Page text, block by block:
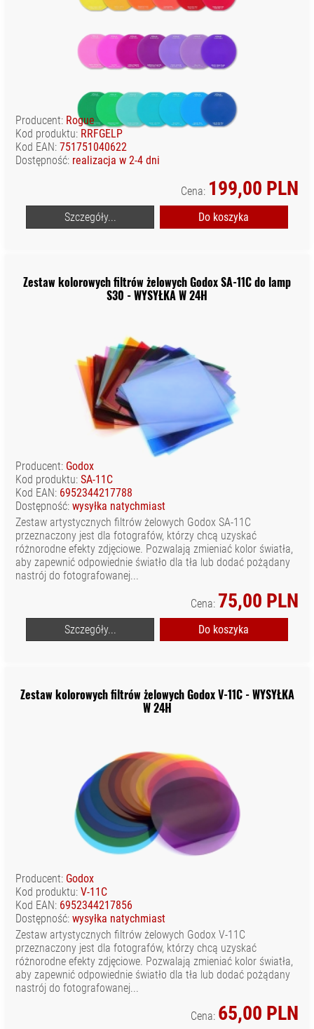
Producent: Rogue
Kod produktu: RRFGELP
Kod EAN: 751751040622
Dostępność: realizacja w 2-4 dni
Cena: 199,00 PLN
Szczegóły... Do koszyka
Zestaw kolorowych filtrów żelowych Godox SA-11C do lamp
S30 - WYSYŁKA W 24H
Producent: Godox
Kod produktu: SA-11C
Kod EAN: 6952344217788
Dostępność: wysyłka natychmiast
Zestaw artystycznych filtrów żelowych Godox SA-11C
przeznaczony jest dla fotografów, którzy chcą uzyskać
różnorodne efekty zdjęciowe. Pozwalają zmieniać kolor światła,
aby zapewnić odpowiednie światło dla tła lub dodać pożądany
nastrój do fotografowanej...
Cena: 75,00 PLN
Szczegóły... Do koszyka
Zestaw kolorowych filtrów żelowych Godox V-11C - WYSYŁKA
W 24H
Producent: Godox
Kod produktu: V-11C
Kod EAN: 6952344217856
Dostępność: wysyłka natychmiast
Zestaw artystycznych filtrów żelowych Godox V-11C
przeznaczony jest dla fotografów, którzy chcą uzyskać
różnorodne efekty zdjęciowe. Pozwalają zmieniać kolor światła,
aby zapewnić odpowiednie światło dla tła lub dodać pożądany
nastrój do fotografowanej...
Cena: 65,00 PLN